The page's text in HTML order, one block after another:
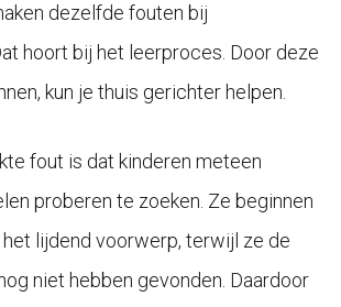
dezelfde fouten bij
hoort bij het leerproces. Door deze
kun je thuis gerichter helpen.
fout is dat kinderen meteen
proberen te zoeken. Ze beginnen
lijdend voorwerp, terwijl ze de
niet hebben gevonden. Daardoor